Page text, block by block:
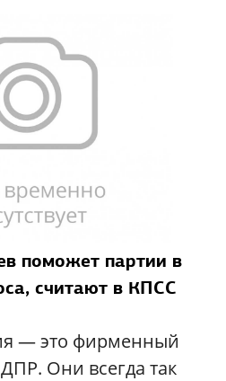
поможет партии в
считают в КПСС
— это фирменный
Они всегда так